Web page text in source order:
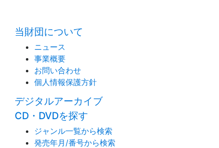
当財団について
ニュース
事業概要
お問い合わせ
個人情報保護方針
デジタルアーカイブ
CD・DVDを探す
ジャンル一覧から検索
発売年月/番号から検索